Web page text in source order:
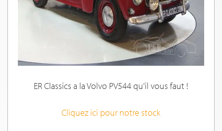
ER Classics a la Volvo PV544 qu'il vous faut !
Cliquez ici pour notre stock